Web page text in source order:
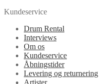
Kundeservice
Drum Rental
Interviews
Om os
Kundeservice
Åbningstider
Levering og returnering
Artister